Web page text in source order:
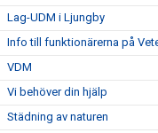
Lag-UDM i Ljungby
Info till funktionärerna på
VDM
Vi behöver din hjälp
Städning av naturen